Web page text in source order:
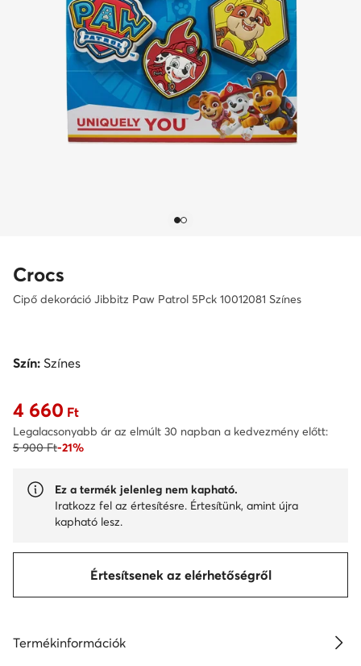
Crocs
Cipő dekoráció Jibbitz Paw Patrol 5Pck 10012081 Színes
Szín: Színes
Aktuális ár 4 660 Ft
4 660 Ft
Legalacsonyabb ár az elmúlt 30 napban a kedvezmény előtt:
5 900 Ft-21%
Ez a termék jelenleg nem kapható.
Iratkozz fel az értesítésre. Értesítünk, amint újra
kapható lesz.
Értesítsenek az elérhetőségről
Termékinformációk